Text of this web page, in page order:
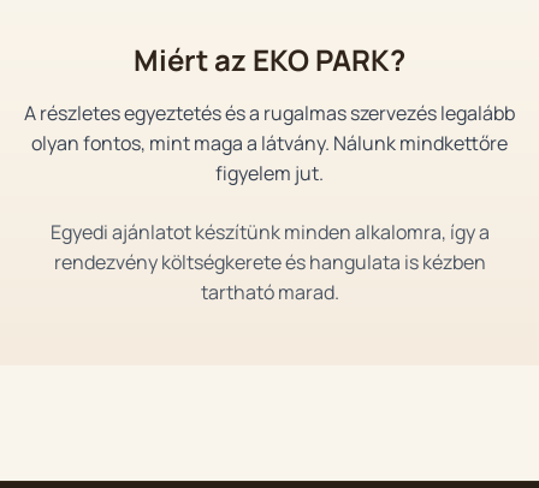
Miért az EKO PARK?
A részletes egyeztetés és a rugalmas szervezés legalább
olyan fontos, mint maga a látvány. Nálunk mindkettőre
figyelem jut.
Egyedi ajánlatot készítünk minden alkalomra, így a
rendezvény költségkerete és hangulata is kézben
tartható marad.